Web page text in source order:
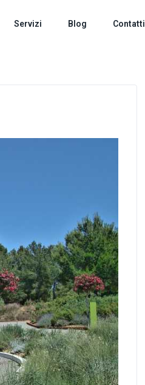
Servizi Blog Contatti